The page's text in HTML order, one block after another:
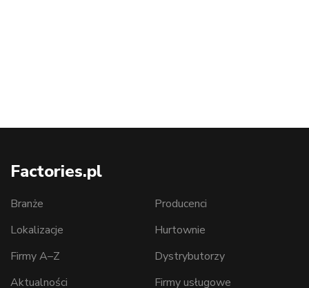
Factories.pl
Branże
Lokalizacje
Firmy A–Z
Aktualności
Producenci
Hurtownie
Dystrybutorzy
Firmy usługowe